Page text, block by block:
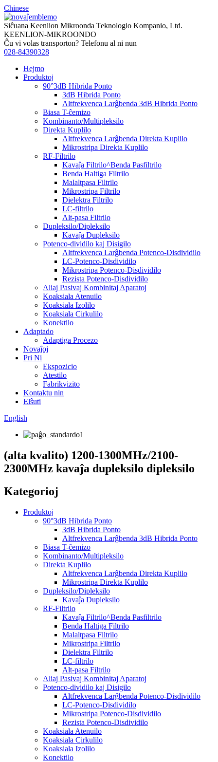
Chinese
Siĉuana Keenlion Mikroonda Teknologio Kompanio, Ltd.
KEENLION-MIKROONDO
Ĉu vi volas transporton? Telefonu al ni nun
028-84390328
Hejmo
Produktoj
90°3dB Hibrida Ponto
3dB Hibrida Ponto
Altfrekvenca Larĝbenda 3dB Hibrida Ponto
Biasa T-ĉemizo
Kombinanto/Multipleksilo
Direkta Kuplilo
Altfrekvenca Larĝbenda Direkta Kuplilo
Mikrostripa Direkta Kuplilo
RF-Filtrilo
Kavaĵa Filtrilo^Benda Pasfiltrilo
Benda Haltiga Filtrilo
Malaltpasa Filtrilo
Mikrostripa Filtrilo
Dielektra Filtrilo
LC-filtrilo
Alt-pasa Filtrilo
Dupleksilo/Dipleksilo
Kavaĵa Dupleksilo
Potenco-dividilo kaj Disigilo
Altfrekvenca Larĝbenda Potenco-Disdividilo
LC-Potenco-Disdividilo
Mikrostripa Potenco-Disdividilo
Rezista Potenco-Disdividilo
Aliaj Pasivaj Kombinitaj Aparatoj
Koaksiala Atenuilo
Koaksiala Izolilo
Koaksiala Cirkulilo
Konektilo
Adaptado
Adaptiga Procezo
Novaĵoj
Pri Ni
Ekspozicio
Atestilo
Fabrikvizito
Kontaktu nin
Elŝuti
English
(alta kvalito) 1200-1300MHz/2100-
2300MHz kavaĵa dupleksilo dipleksilo
Kategorioj
Produktoj
90°3dB Hibrida Ponto
3dB Hibrida Ponto
Altfrekvenca Larĝbenda 3dB Hibrida Ponto
Biasa T-ĉemizo
Kombinanto/Multipleksilo
Direkta Kuplilo
Altfrekvenca Larĝbenda Direkta Kuplilo
Mikrostripa Direkta Kuplilo
Dupleksilo/Dipleksilo
Kavaĵa Dupleksilo
RF-Filtrilo
Kavaĵa Filtrilo^Benda Pasfiltrilo
Benda Haltiga Filtrilo
Malaltpasa Filtrilo
Mikrostripa Filtrilo
Dielektra Filtrilo
LC-filtrilo
Alt-pasa Filtrilo
Aliaj Pasivaj Kombinitaj Aparatoj
Potenco-dividilo kaj Disigilo
Altfrekvenca Larĝbenda Potenco-Disdividilo
LC-Potenco-Disdividilo
Mikrostripa Potenco-Disdividilo
Rezista Potenco-Disdividilo
Koaksiala Atenuilo
Koaksiala Cirkulilo
Koaksiala Izolilo
Konektilo